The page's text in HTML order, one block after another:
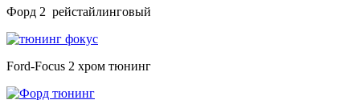
Форд 2 рейстайлинговый
Ford-Focus 2 хром тюнинг